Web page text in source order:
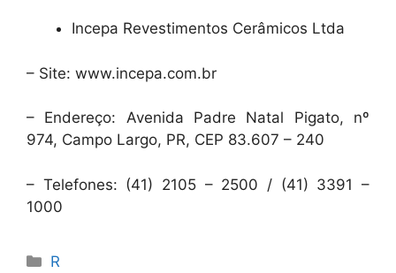
Incepa Revestimentos Cerâmicos Ltda
– Site: www.incepa.com.br
– Endereço: Avenida Padre Natal Pigato, nº
974, Campo Largo, PR, CEP 83.607 – 240
– Telefones: (41) 2105 – 2500 / (41) 3391 –
1000
Categorias
R